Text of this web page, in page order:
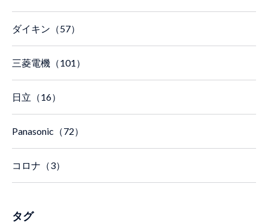
ダイキン（57）
三菱電機（101）
日立（16）
Panasonic（72）
コロナ（3）
タグ